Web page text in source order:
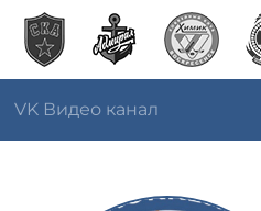
VK Видео канал